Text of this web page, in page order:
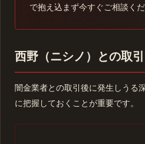
で抱え込まず今すぐご相談くだ
西野（ニシノ）との取
闇金業者との取引後に発生しうる
に把握しておくことが重要です。